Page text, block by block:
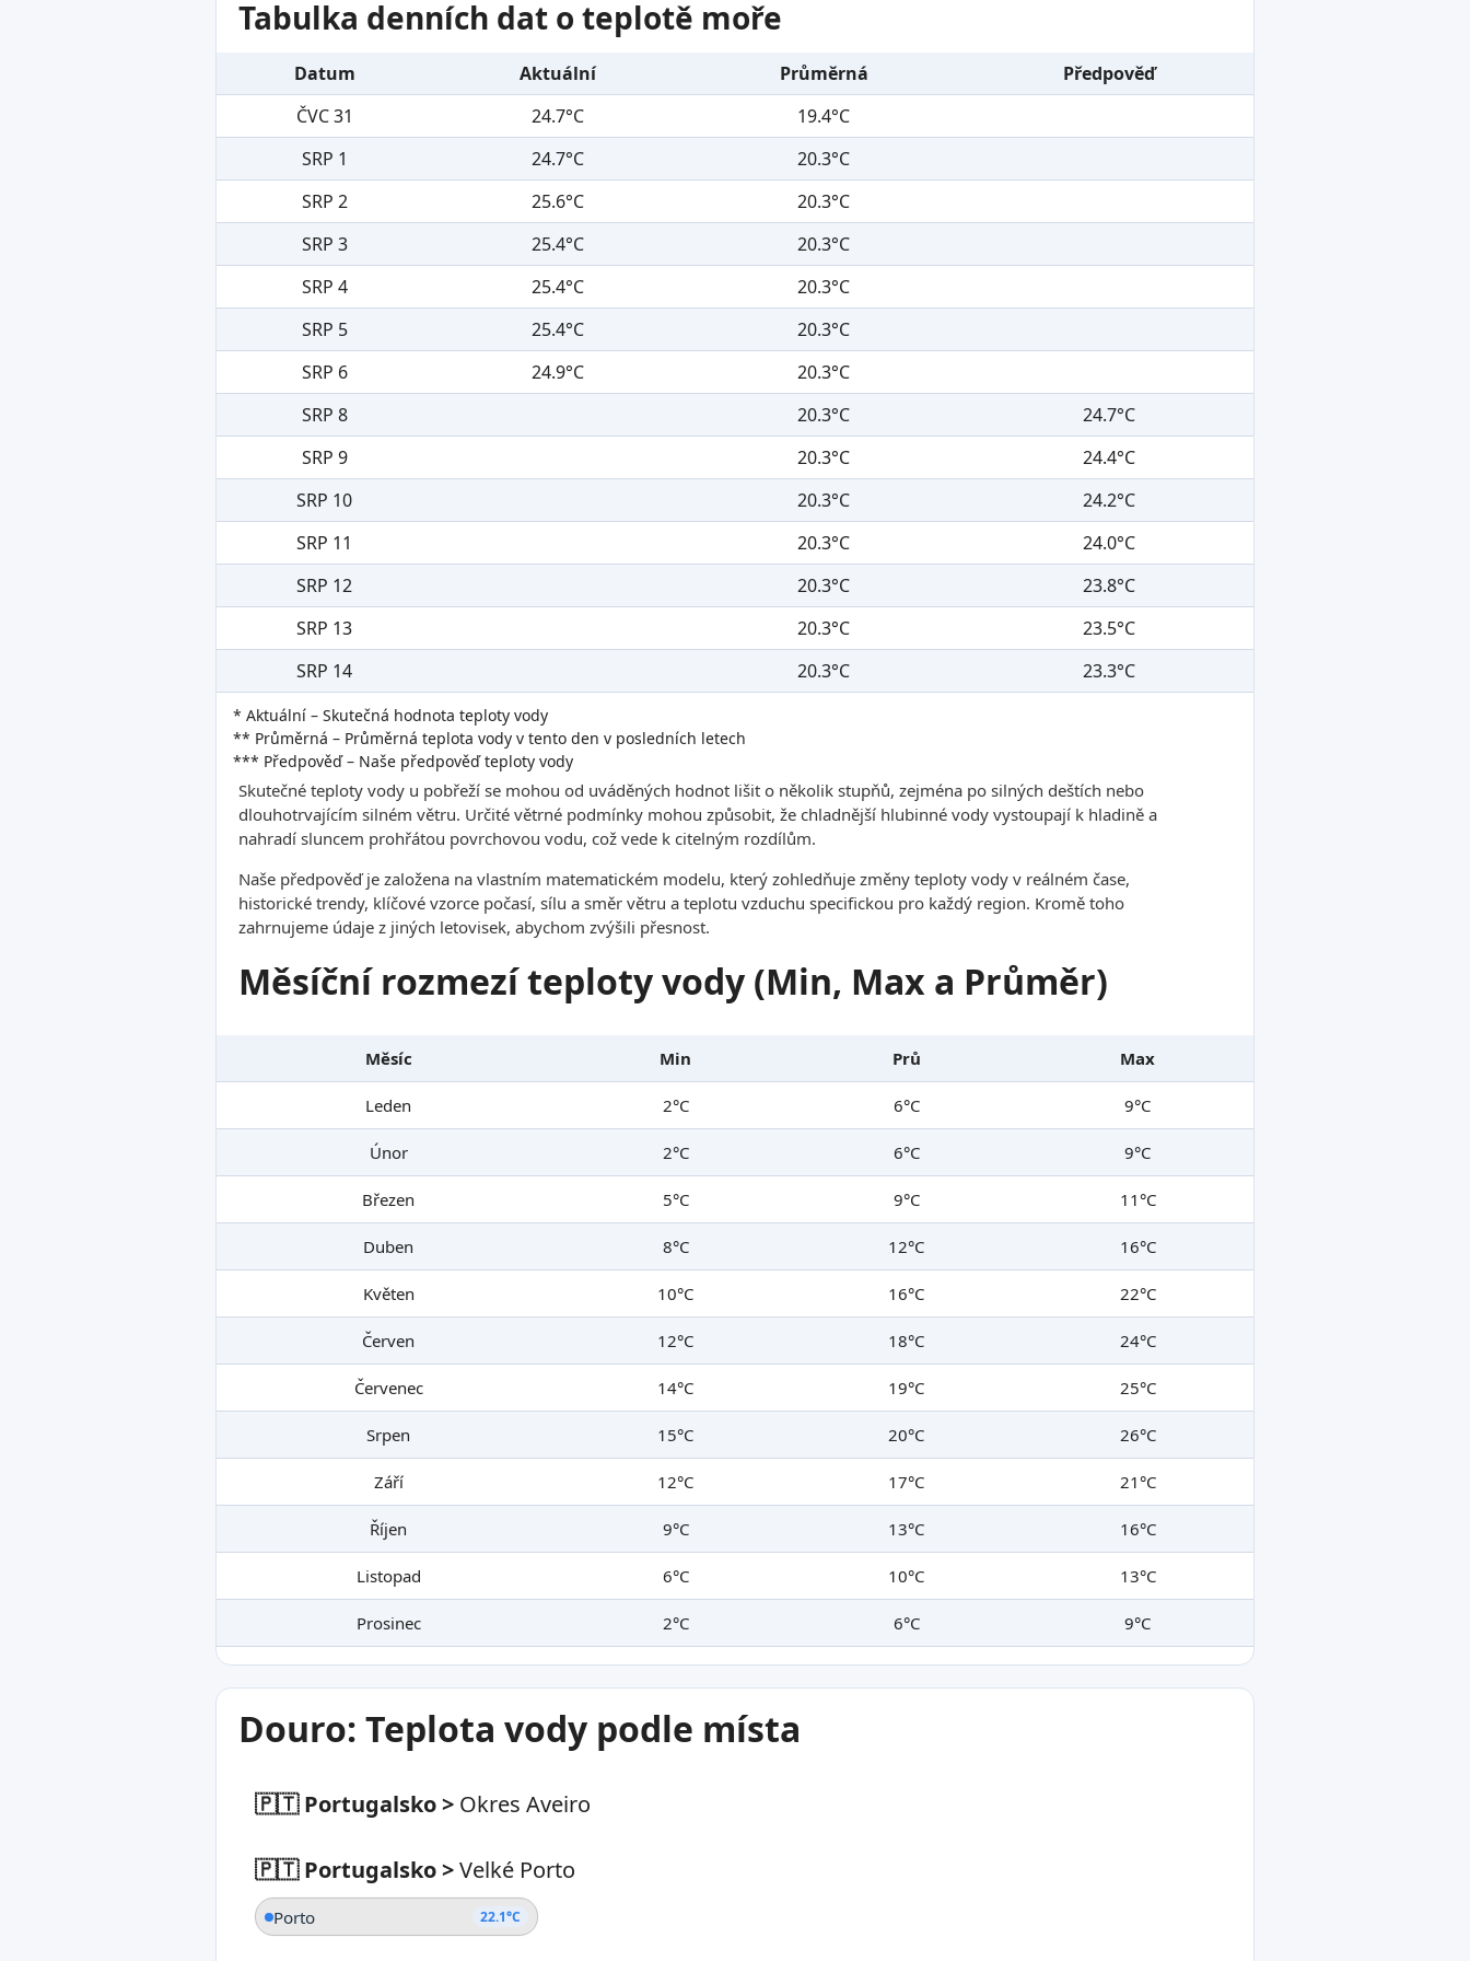
Tabulka denních dat o teplotě moře
Datum Aktuální Průměrná
Předpověď
ČVC 31
24.7°C
19.4°C
SRP 1
24.7°C
20.3°C
SRP 2
25.6°C
20.3°C
SRP 3
25.4°C
20.3°C
SRP 4
25.4°C
20.3°C
SRP 5
25.4°C
20.3°C
SRP 6
24.9°C
20.3°C
SRP 8
20.3°C
24.7°C
SRP 9
20.3°C
24.4°C
SRP 10
20.3°C
24.2°C
SRP 11
20.3°C
24.0°C
SRP 12
20.3°C
23.8°C
SRP 13
20.3°C
23.5°C
SRP 14
20.3°C 23.3°C
* Aktuální – Skutečná hodnota teploty vody
** Průměrná – Průměrná teplota vody v tento den v posledních letech
*** Předpověď – Naše předpověď teploty vody
Skutečné teploty vody u pobřeží se mohou od uváděných hodnot lišit o několik stupňů, zejména po silných deštích nebo
dlouhotrvajícím silném větru. Určité větrné podmínky mohou způsobit, že chladnější hlubinné vody vystoupají k hladině a
nahradí sluncem prohřátou povrchovou vodu, což vede k citelným rozdílům.
Naše předpověď je založena na vlastním matematickém modelu, který zohledňuje změny teploty vody v reálném čase,
historické trendy, klíčové vzorce počasí, sílu a směr větru a teplotu vzduchu specifickou pro každý region. Kromě toho
zahrnujeme údaje z jiných letovisek, abychom zvýšili přesnost.
Měsíční rozmezí teploty vody (Min, Max a Průměr)
Měsíc Min Prů Max
Leden 2°C 6°C 9°C
Únor 2°C 6°C 9°C
Březen 5°C 9°C 11°C
Duben 8°C 12°C 16°C
Květen 10°C 16°C 22°C
Červen 12°C 18°C 24°C
Červenec 14°C 19°C 25°C
Srpen 15°C 20°C 26°C
Září 12°C 17°C 21°C
Říjen 9°C 13°C 16°C
Listopad 6°C 10°C 13°C
Prosinec 2°C 6°C 9°C
Douro: Teplota vody podle místa
🇵🇹 Portugalsko> Okres Aveiro
🇵🇹 Portugalsko>Velké Porto
Porto 22.1°C